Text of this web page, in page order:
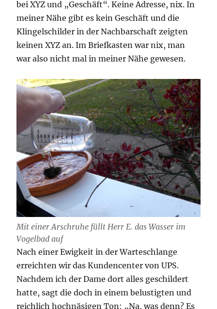
bei XYZ und „Geschäft“. Keine Adresse, nix. In
meiner Nähe gibt es kein Geschäft und die
Klingelschilder in der Nachbarschaft zeigten
keinen XYZ an. Im Briefkasten war nix, man
war also nicht mal in meiner Nähe gewesen.
Mit einer Arschruhe füllt Herr E. das Wasser im
Vogelbad auf
Nach einer Ewigkeit in der Warteschlange
erreichten wir das Kundencenter von UPS.
Nachdem ich der Dame dort alles geschildert
hatte, sagt die doch in einem belustigten und
reichlich hochnäsigen Ton: „Na, was denn? Es